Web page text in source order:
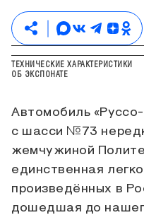
ОБ ЭКСПОНАТЕ
Автомобиль
с шасси №73
жемчужиной
единственная
произведённых в
дошедшая до
ТЕХНИЧЕСКИЕ ХАРАКТЕРИСТИКИ